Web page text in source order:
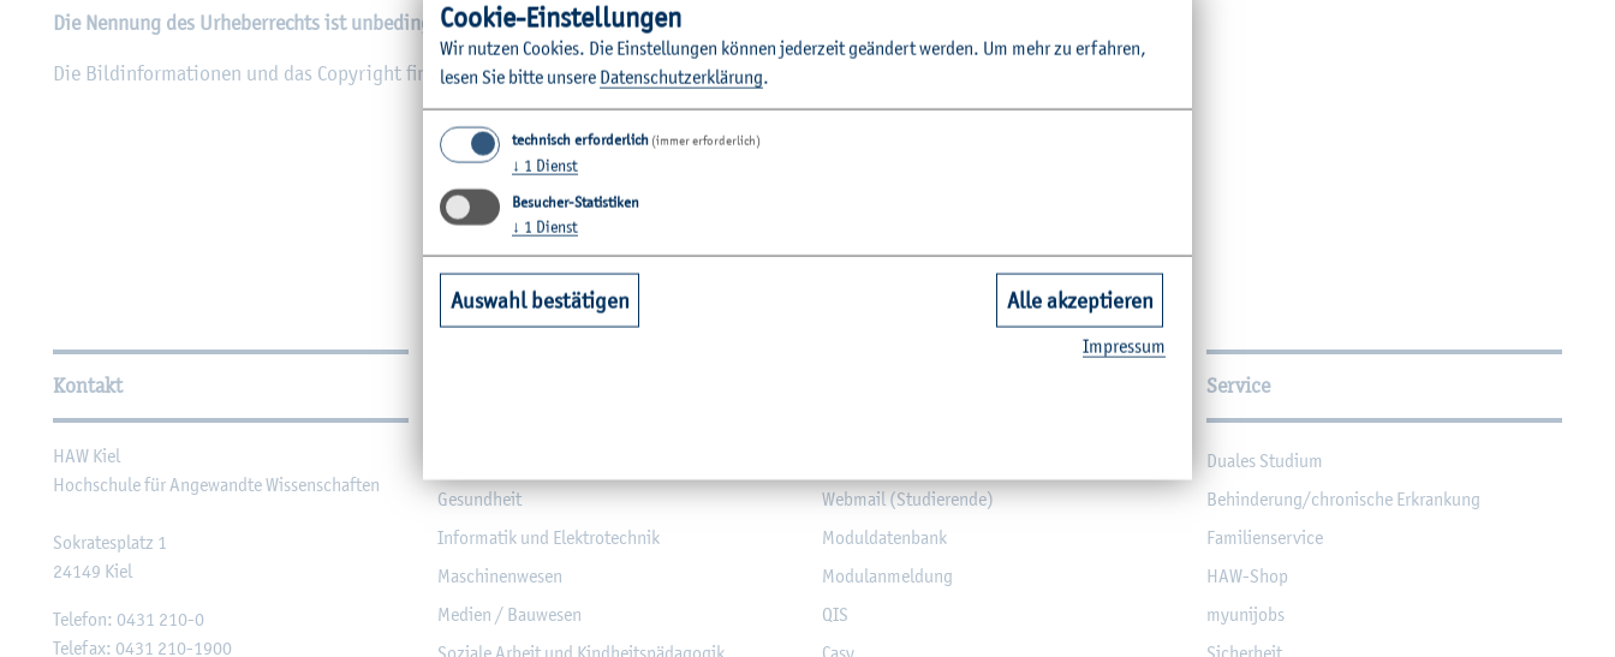
Die Nen­nung des Ur­he­ber­rechts ist un­be­dingt er­for­der­lich!
Die Bild­in­for­ma­tio­nen und das Co­py­right fin­den Sie unter dem Bild als auch in den Ei­gen­schafts-In­for­ma­tio­nen der Bil­der.
Wei­ter­füh­ren­de In­for­ma­tio­nen
Kontakt
HAW Kiel
Hoch­schu­le für An­ge­wand­te Wis­sen­schaf­ten
So­kra­tes­platz 1
24149 Kiel
Te­le­fon: 0431 210-0
Te­le­fax: 0431 210-1900
Ge­sund­heit
In­for­ma­tik und Elek­tro­tech­nik
Ma­schi­nen­we­sen
Me­di­en / Bau­we­sen
Web­mail (Stu­die­ren­de)
Mo­dul­da­ten­bank
Mo­du­l­an­mel­dung
QIS
Service
Dua­les Stu­di­um
Be­hin­de­rung/chro­ni­sche Er­kran­kung
Fa­mi­li­en­ser­vice
HAW-Shop
myu­ni­jobs
Coo­kie-Ein­stel­lun­gen
Wir nut­zen Coo­kies. Die Ein­stel­lun­gen kön­nen je­der­zeit ge­än­dert wer­den. Um mehr zu er­fah­ren,
lesen Sie bitte un­se­re Da­ten­schut­z­er­klä­rung.
technisch erforderlich (immer erforderlich)
↓ 1 Dienst
Besucher-Statistiken
↓ 1 Dienst
Auswahl bestätigen Alle akzeptieren
Im­pres­sum